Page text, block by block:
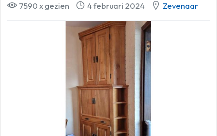
7590 x gezien 4 februari 2024 Zevenaar